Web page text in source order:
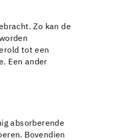
Zo kan de
tot een
Een ander
absorberende
Bovendien